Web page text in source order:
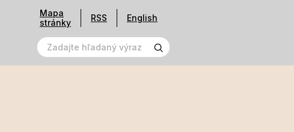
Mapa
stránky
RSS English